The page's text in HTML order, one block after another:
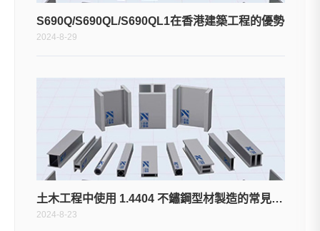
S690Q/S690QL/S690QL1在香港建築工程的優勢
2024-8-29
土木工程中使用 1.4404 不鏽鋼型材製造的常見結構元件或構件有哪些？
2024-8-23